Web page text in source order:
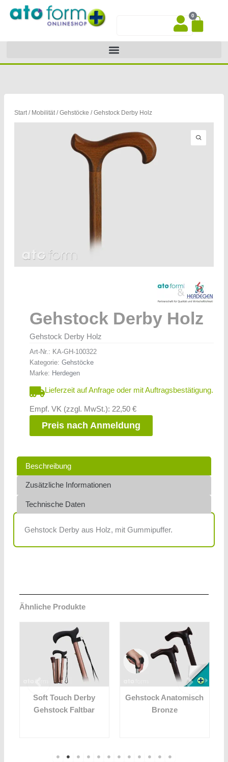
Inhalt
0
Start/ Mobilität/Gehstöcke / Gehstock Derby Holz
Gehstock Derby Holz
Gehstock Derby Holz
Art-Nr.: KA-GH-100322
Kategorie: Gehstöcke
Marke: Herdegen
Lieferzeit auf Anfrage oder mit Auftragsbestätigung.
Empf. VK (zzgl. MwSt.): 22,50 €
Preis nach Anmeldung
Beschreibung
Zusätzliche Informationen
Technische Daten
Gehstock Derby aus Holz, mit Gummipuffer.
Ähnliche Produkte
Soft Touch Derby
Gehstock Faltbar
Gehstock Anatomisch
Bronze